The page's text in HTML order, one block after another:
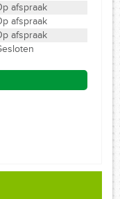
afspraak
afspraak
afspraak